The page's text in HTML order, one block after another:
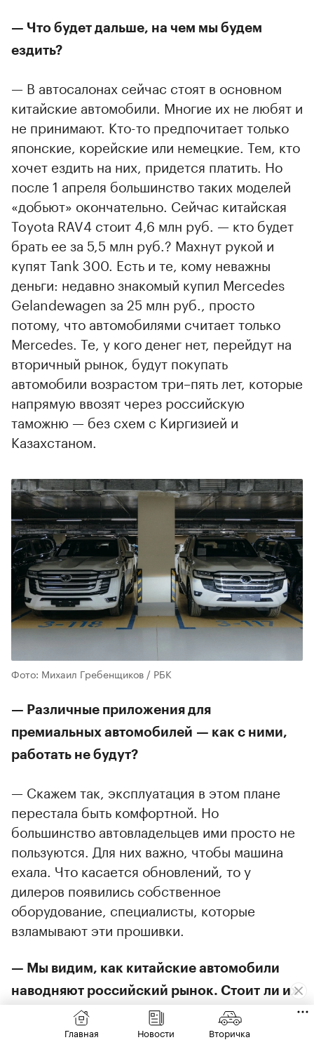
— Что будет дальше, на чем мы будем
ездить?
— В автосалонах сейчас стоят в основном
китайские автомобили. Многие их не любят и
не принимают. Кто-то предпочитает только
японские, корейские или немецкие. Тем, кто
хочет ездить на них, придется платить. Но
после 1 апреля большинство таких моделей
«добьют» окончательно. Сейчас китайская
Toyota RAV4 стоит 4,6 млн руб. — кто будет
брать ее за 5,5 млн руб.? Махнут рукой и
купят Tank 300. Есть и те, кому неважны
деньги: недавно знакомый купил Mercedes
Gelandewagen за 25 млн руб., просто
потому, что автомобилями считает только
Mercedes. Те, у кого денег нет, перейдут на
вторичный рынок, будут покупать
автомобили возрастом три–пять лет, которые
напрямую ввозят через российскую
таможню — без схем с Киргизией и
Казахстаном.
Фото: Михаил Гребенщиков / РБК
— Различные приложения для
премиальных автомобилей — как с ними,
работать не будут?
— Скажем так, эксплуатация в этом плане
перестала быть комфортной. Но
большинство автовладельцев ими просто не
пользуются. Для них важно, чтобы машина
ехала. Что касается обновлений, то у
дилеров появились собственное
оборудование, специалисты, которые
взламывают эти прошивки.
— Мы видим, как китайские автомобили
наводняют российский рынок. Стоит ли их
покупать?
Главная Новости Вторичка